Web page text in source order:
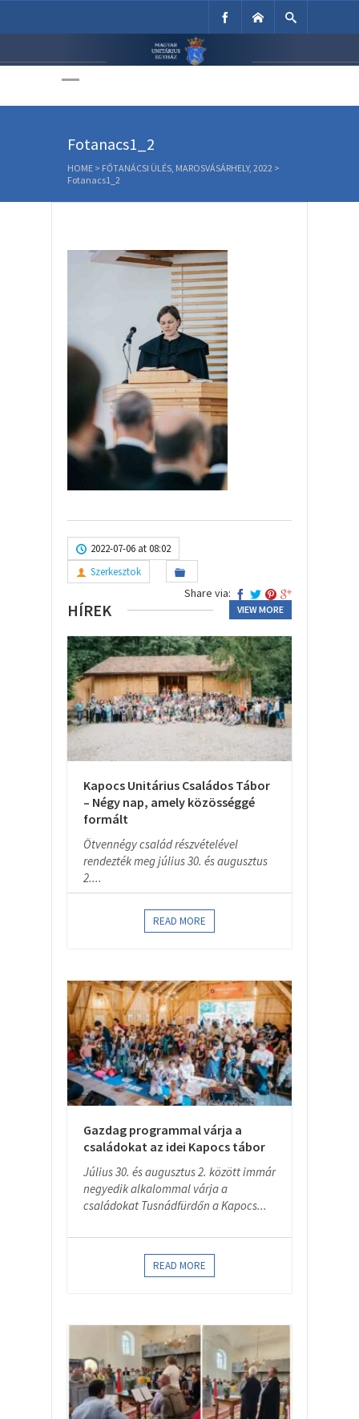
Unitárius Egyház
Fotanacs1_2
HOME > FŐTANÁCSI ÜLÉS, MAROSVÁSÁRHELY, 2022 >
Fotanacs1_2
2022-07-06 at 08:02
Szerkesztok
Share via:
HÍREK VIEW MORE
Kapocs Unitárius Családos Tábor
– Négy nap, amely közösséggé
formált
Ötvennégy család részvételével
rendezték meg július 30. és augusztus
2....
READ MORE
Gazdag programmal várja a
családokat az idei Kapocs tábor
Július 30. és augusztus 2. között immár
negyedik alkalommal várja a
családokat Tusnádfürdőn a Kapocs...
READ MORE